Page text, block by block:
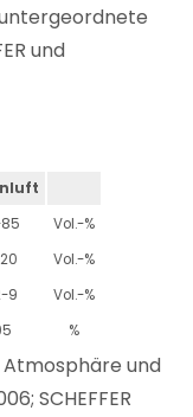
und
Vol.-%
Vol.-%
9
Vol.-%
%
und
SCHEFFER